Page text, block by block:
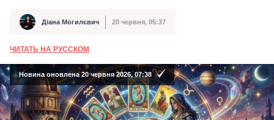
Автор Діана Могилєвич
Дата публікації 20 червня, 05:37
ЧИТАТЬ НА РУССКОМ
Новина оновлена 20 червня 2026, 07:38